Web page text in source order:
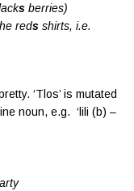
s berries)
reds shirts, i.e.
‘Tlos’ is mutated
noun, e.g. ‘lili (b) –